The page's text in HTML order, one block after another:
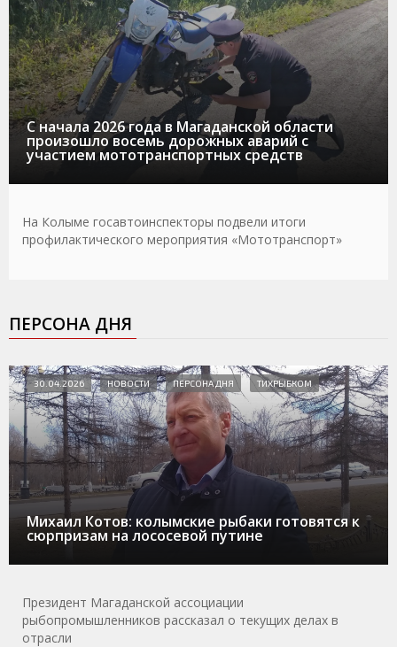
С начала 2026 года в Магаданской области
произошло восемь дорожных аварий с
участием мототранспортных средств
На Колыме госавтоинспекторы подвели итоги
профилактического мероприятия «Мототранспорт»
ПЕРСОНА ДНЯ
Михаил Котов: колымские рыбаки готовятся к
сюрпризам на лососевой путине
30.04.2026 НОВОСТИ ПЕРСОНА ДНЯ ТИХРЫБКОМ
Президент Магаданской ассоциации
рыбопромышленников рассказал о текущих делах в
отрасли